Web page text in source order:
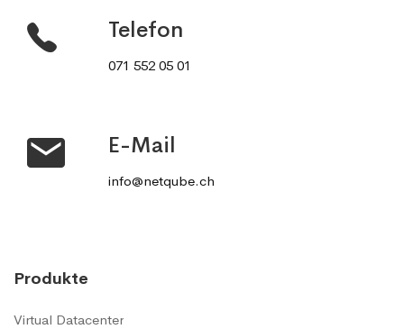
Telefon
071 552 05 01
E-Mail
info@netqube.ch
Produkte
Virtual Datacenter